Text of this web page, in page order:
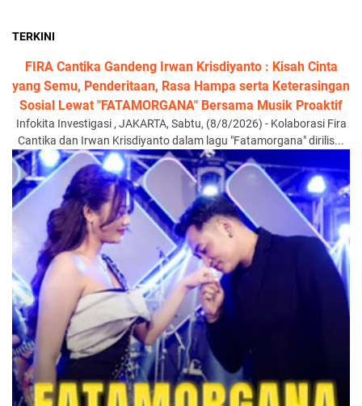
TERKINI
FIRA Cantika Gandeng Irwan Krisdiyanto : Kisah Cinta
yang Semu, Penderitaan, Rasa Hampa serta Keterasingan
Sosial Lewat "FATAMORGANA" Bersama Musik Proaktif
Infokita Investigasi , JAKARTA, Sabtu, (8/8/2026) - Kolaborasi Fira
Cantika dan Irwan Krisdiyanto dalam lagu "Fatamorgana" dirilis...